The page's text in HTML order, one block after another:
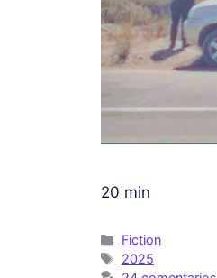
20 min
Fiction
2025